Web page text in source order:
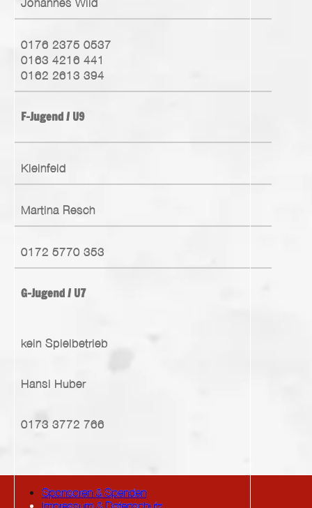
Johannes Wild
0176 2375 0537
0163 4216 441
0162 2613 394
F-Jugend / U9
Kleinfeld
Martina Resch
0172 5770 353
G-Jugend / U7
kein Spielbetrieb
Hansi Huber
0173 3772 766
Sponsoren & Spenden